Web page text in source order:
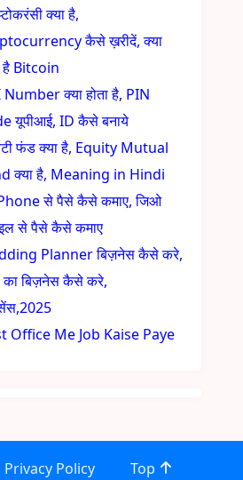
क्या है,
कैसे ख़रीदें, क्या
है Bitcoin
क्या होता है, PIN
यूपीआई, ID कैसे बनाये
फंड क्या है, Equity Mutual
क्या है, Meaning in Hindi
से पैसे कैसे कमाए, जिओ
से पैसे कैसे कमाए
Planner बिज़नेस कैसे करे,
का बिज़नेस कैसे करे,
Office Me Job Kaise Paye
Privacy Policy Top